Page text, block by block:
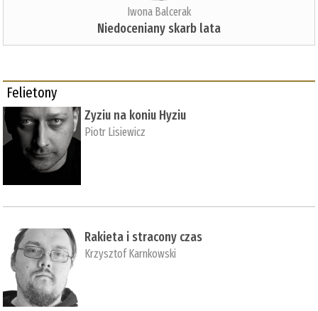
Iwona Balcerak
Niedoceniany skarb lata
Felietony
Zyziu na koniu Hyziu
Piotr Lisiewicz
Rakieta i stracony czas
Krzysztof Karnkowski